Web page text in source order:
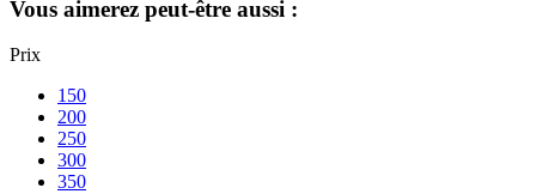
Vous aimerez peut-être aussi :
Prix
150
200
250
300
350